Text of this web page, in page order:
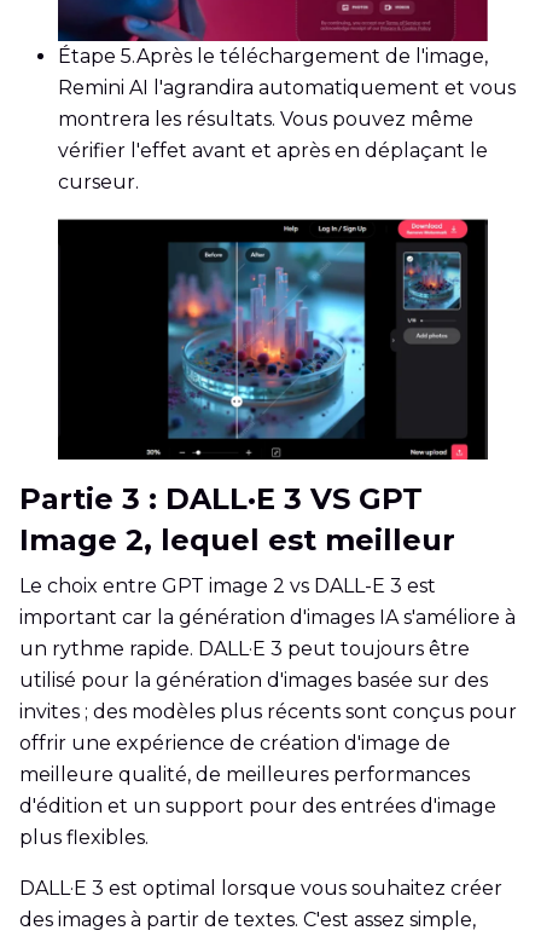
Étape 5.Après le téléchargement de l'image,
Remini AI l'agrandira automatiquement et vous
montrera les résultats. Vous pouvez même
vérifier l'effet avant et après en déplaçant le
curseur.
Partie 3 : DALL·E 3 VS GPT
Image 2, lequel est meilleur
Le choix entre GPT image 2 vs DALL-E 3 est
important car la génération d'images IA s'améliore à
un rythme rapide. DALL·E 3 peut toujours être
utilisé pour la génération d'images basée sur des
invites ; des modèles plus récents sont conçus pour
offrir une expérience de création d'image de
meilleure qualité, de meilleures performances
d'édition et un support pour des entrées d'image
plus flexibles.
DALL·E 3 est optimal lorsque vous souhaitez créer
des images à partir de textes. C'est assez simple,